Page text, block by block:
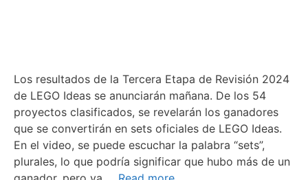
Los resultados de la Tercera Etapa de Revisión 2024
de LEGO Ideas se anunciarán mañana. De los 54
proyectos clasificados, se revelarán los ganadores
que se convertirán en sets oficiales de LEGO Ideas.
En el video, se puede escuchar la palabra “sets”,
plurales, lo que podría significar que hubo más de un